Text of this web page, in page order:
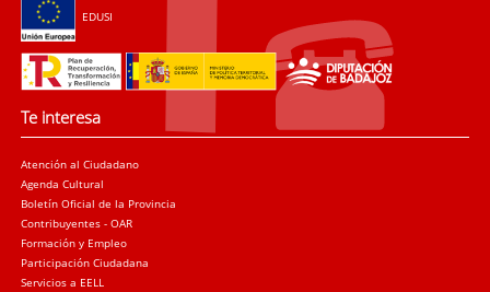
EDUSI
Te interesa
Atención al Ciudadano
Agenda Cultural
Boletín Oficial de la Provincia
Contribuyentes - OAR
Formación y Empleo
Participación Ciudadana
Servicios a EELL